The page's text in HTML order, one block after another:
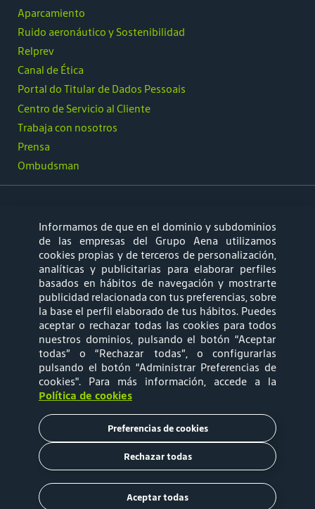
Ombudsman
Aparcamiento
Ruido aeronáutico y Sostenibilidad
Relprev
Canal de Ética
Portal do Titular de Dados Pessoais
Centro de Servicio al Cliente
Trabaja con nosotros
Prensa
síguenos
Mapa web
Política de privacidad
Política de Cookies
Términos y
Tarifas
Copyright © 2020 Aena Brasil
Informamos de que en el dominio y subdominios
de las empresas del Grupo Aena utilizamos
cookies propias y de terceros de personalización,
analíticas y publicitarias para elaborar perfiles
basados en hábitos de navegación y mostrarte
publicidad relacionada con tus preferencias, sobre
la base el perfil elaborado de tus hábitos. Puedes
aceptar o rechazar todas las cookies para todos
nuestros dominios, pulsando el botón “Aceptar
todas” o “Rechazar todas”, o configurarlas
pulsando el botón “Administrar Preferencias de
cookies". Para más información, accede a la
Política de cookies
Preferencias de cookies
Rechazar todas
Aceptar todas